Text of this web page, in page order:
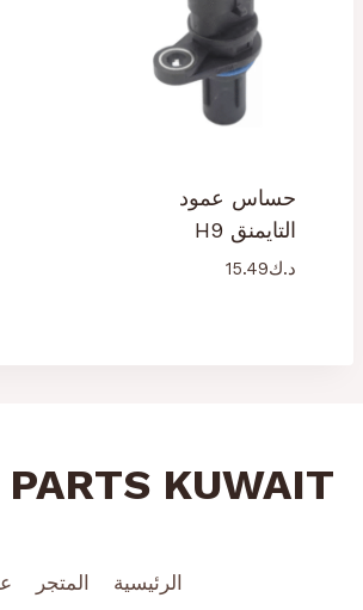
حساس عمود
التايمنق H9
د.ك15.49
PARTS KUWAIT
الرئيسية المتجر